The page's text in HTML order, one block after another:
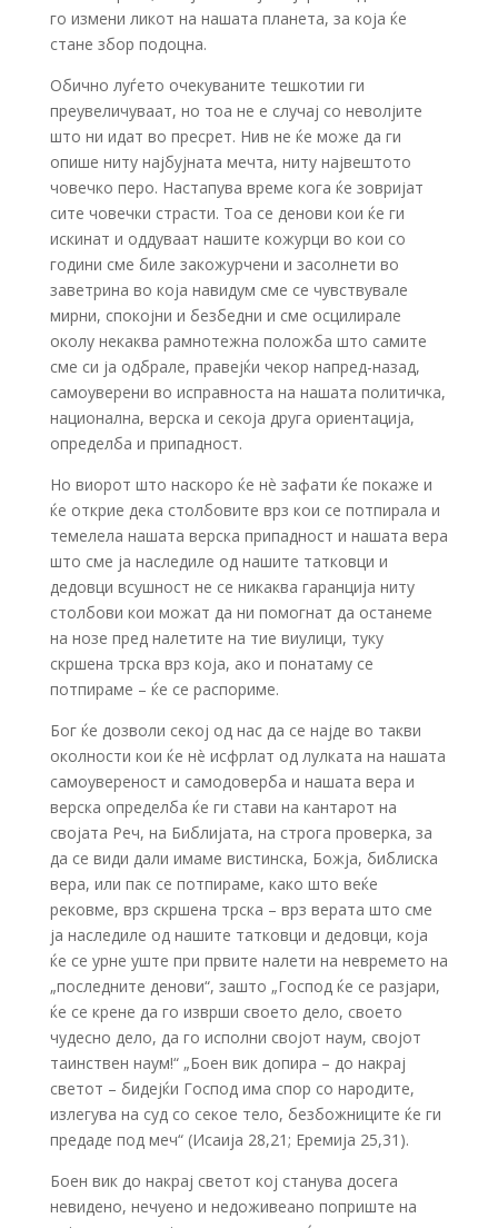
го измени ликот на нашата планета, за која ќе
стане збор подоцна.
Обично луѓето очекуваните тешкотии ги
преувеличуваат, но тоа не е случај со неволјите
што ни идат во пресрет. Нив не ќе може да ги
опише ниту најбујната мечта, ниту највештото
човечко перо. Настапува време кога ќе зовријат
сите човечки страсти. Тоа се денови кои ќе ги
искинат и оддуваат нашите кожурци во кои со
години сме биле закожурчени и засолнети во
заветрина во која навидум сме се чувствувале
мирни, спокојни и безбедни и сме осцилирале
околу некаква рамнотежна положба што самите
сме си ја одбрале, правејќи чекор напред-назад,
самоуверени во исправноста на нашата политичка,
национална, верска и секоја друга ориентација,
определба и припадност.
Но виорот што наскоро ќе нè зафати ќе покаже и
ќе открие дека столбовите врз кои се потпирала и
темелела нашата верска припадност и нашата вера
што сме ја наследиле од нашите татковци и
дедовци всушност не се никаква гаранција ниту
столбови кои можат да ни помогнат да останеме
на нозе пред налетите на тие виулици, туку
скршена трска врз која, ако и понатаму се
потпираме – ќе се распориме.
Бог ќе дозволи секој од нас да се најде во такви
околности кои ќе нè исфрлат од лулката на нашата
самоувереност и самодоверба и нашата вера и
верска определба ќе ги стави на кантарот на
својата Реч, на Библијата, на строга проверка, за
да се види дали имаме вистинска, Божја, библиска
вера, или пак се потпираме, како што веќе
рековме, врз скршена трска – врз верата што сме
ја наследиле од нашите татковци и дедовци, која
ќе се урне уште при првите налети на невремето на
„последните денови“, зашто „Господ ќе се разјари,
ќе се крене да го изврши своето дело, своето
чудесно дело, да го исполни својот наум, својот
таинствен наум!“ „Боен вик допира – до накрај
светот – бидејќи Господ има спор со народите,
излегува на суд со секое тело, безбожниците ќе ги
предаде под меч“ (Исаија 28,21; Еремија 25,31).
Боен вик до накрај светот кој станува досега
невидено, нечуено и недоживеано поприште на